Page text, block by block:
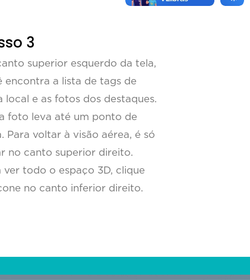
3
superior esquerdo da tela,
encontra a lista de tags de
local e as fotos dos destaques.
foto leva até um ponto de
Para voltar à visão aérea, é só
no canto superior direito.
ver todo o espaço 3D, clique
no canto inferior direito.